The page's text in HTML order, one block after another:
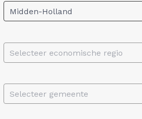
Midden-Holland
Selecteer economische regio
Selecteer gemeente